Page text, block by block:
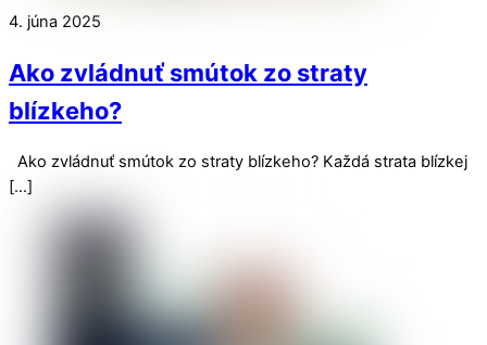
4. júna 2025
Ako zvládnuť smútok zo straty
blízkeho?
Ako zvládnuť smútok zo straty blízkeho? Každá strata blízkej
[…]